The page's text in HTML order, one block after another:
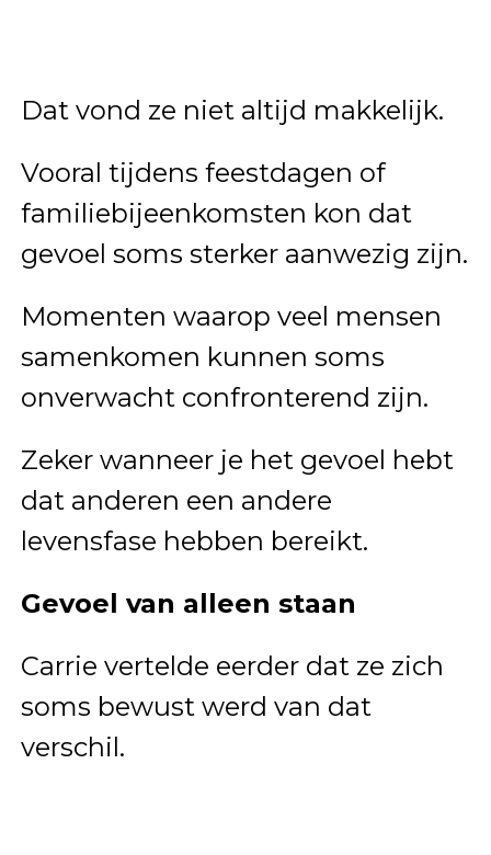
Dat vond ze niet altijd makkelijk.
Vooral tijdens feestdagen of
familiebijeenkomsten kon dat
gevoel soms sterker aanwezig zijn.
Momenten waarop veel mensen
samenkomen kunnen soms
onverwacht confronterend zijn.
Zeker wanneer je het gevoel hebt
dat anderen een andere
levensfase hebben bereikt.
Gevoel van alleen staan
Carrie vertelde eerder dat ze zich
soms bewust werd van dat
verschil.